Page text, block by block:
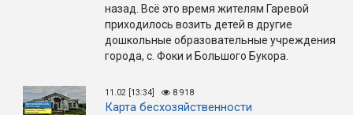
назад. Всё это время жителям Гаревой
приходилось возить детей в другие
дошкольные образовательные учреждения
города, с. Фоки и Большого Букора.
11.02 [13:34] 8 918
Карта бесхозяйственности